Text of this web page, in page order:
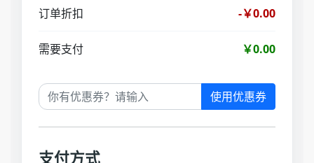
订单折扣 -￥0.00
需要支付 ￥0.00
使用优惠券
支付方式